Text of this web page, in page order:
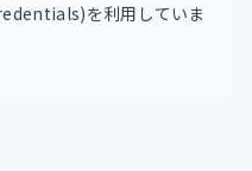
を利用していま